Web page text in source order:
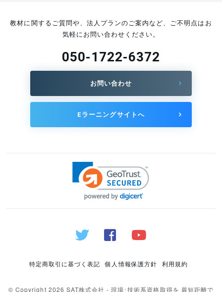
教材に関するご質問や、法人プランのご案内など、ご不明点はお
気軽にお問い合わせください。
050-1722-6372
お問い合わせ
Eラーニングサイトへ
特定商取引に基づく表記 個人情報保護方針 利用規約
© Copyright 2026 SAT株式会社 - 現場･技術系資格取得を 最短距離で